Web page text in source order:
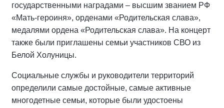
государственными наградами – высшим званием РФ
«Мать-героиня», орденами «Родительская слава»,
медалями ордена «Родительская слава». На концерт
также были приглашены семьи участников СВО из
Белой Холуницы.
Социальные службы и руководители территорий
определили самые достойные, самые активные
многодетные семьи, которые были удостоены